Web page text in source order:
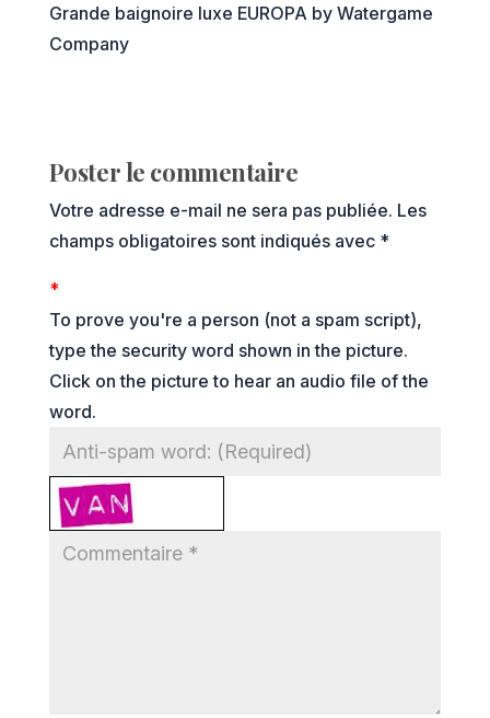
Grande baignoire luxe EUROPA by Watergame
Company
Poster le commentaire
Votre adresse e-mail ne sera pas publiée. Les
champs obligatoires sont indiqués avec *
*
To prove you're a person (not a spam script),
type the security word shown in the picture.
Click on the picture to hear an audio file of the
word.